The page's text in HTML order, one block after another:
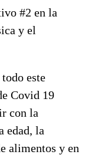
#2 en la
y el
este
Covid 19
con la
edad, la
alimentos y en